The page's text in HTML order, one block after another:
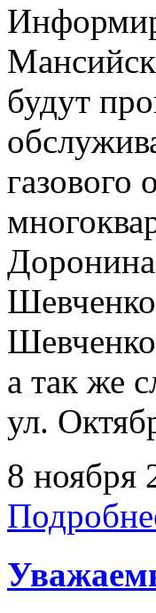
будут
а так же
ул.
8 ноября